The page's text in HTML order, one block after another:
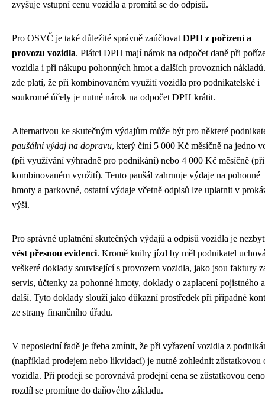
zvyšuje vstupní cenu vozidla a promítá se do odpisů.
Pro OSVČ je také důležité správně zaúčtovat DPH z pořízení a
provozu vozidla. Plátci DPH mají nárok na odpočet daně při
vozidla i při nákupu pohonných hmot a dalších provozních
zde platí, že při kombinovaném využití vozidla pro podnikatelské i
soukromé účely je nutné nárok na odpočet DPH krátit.
Alternativou ke skutečným výdajům může být pro některé
paušální výdaj na dopravu, který činí 5 000 Kč měsíčně na jedno
(při využívání výhradně pro podnikání) nebo 4 000 Kč měsíčně (při
kombinovaném využití). Tento paušál zahrnuje výdaje na pohonné
hmoty a parkovné, ostatní výdaje včetně odpisů lze uplatnit v
výši.
Pro správné uplatnění skutečných výdajů a odpisů vozidla je
vést přesnou evidenci. Kromě knihy jízd by měl podnikatel
veškeré doklady související s provozem vozidla, jako jsou faktury
servis, účtenky za pohonné hmoty, doklady o zaplacení pojistného a
další. Tyto doklady slouží jako důkazní prostředek při případné
ze strany finančního úřadu.
V neposlední řadě je třeba zmínit, že při vyřazení vozidla z
(například prodejem nebo likvidací) je nutné zohlednit zůstatkovou
vozidla. Při prodeji se porovnává prodejní cena se zůstatkovou
rozdíl se promítne do daňového základu.